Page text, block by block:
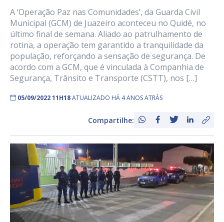
A ‘Operação Paz nas Comunidades’, da Guarda Civil
Municipal (GCM) de Juazeiro aconteceu no Quidé, no
último final de semana. Aliado ao patrulhamento de
rotina, a operação tem garantido a tranquilidade da
população, reforçando a sensação de segurança. De
acordo com a GCM, que é vinculada à Companhia de
Segurança, Trânsito e Transporte (CSTT), nos […]
05/09/2022 11H18ATUALIZADO HÁ 4 ANOS ATRÁS
Compartilhe: